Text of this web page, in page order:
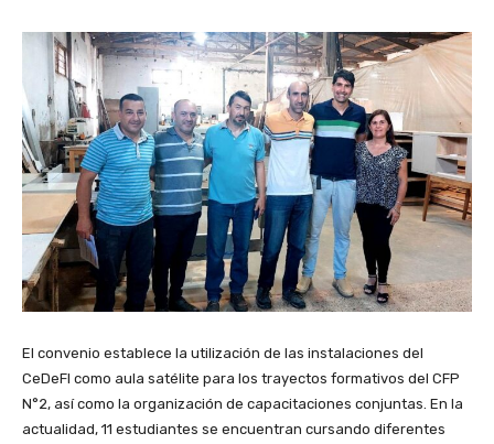
El convenio establece la utilización de las instalaciones del
CeDeFI como aula satélite para los trayectos formativos del CFP
N°2, así como la organización de capacitaciones conjuntas. En la
actualidad, 11 estudiantes se encuentran cursando diferentes